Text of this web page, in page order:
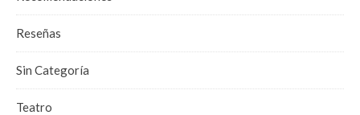
Reseñas
Sin Categoría
Teatro